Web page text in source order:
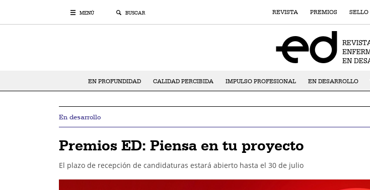
MENÚ BUSCAR REVISTA PREMIOS SELLO
EN PROFUNDIDAD CALIDAD PERCIBIDA IMPULSO PROFESIONAL EN DESARROLLO
En desarrollo
Premios ED: Piensa en tu proyecto
El plazo de recepción de candidaturas estará abierto hasta el 30 de julio